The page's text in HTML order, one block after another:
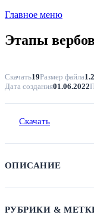
Главное меню
Этапы
Скачать19Размер файла
Дата создания01.06.2022
Скачать
ОПИСАНИЕ
РУБРИКИ &